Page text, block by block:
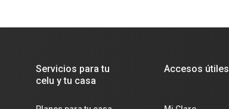
Servicios para tu
celu y tu casa
Accesos útiles